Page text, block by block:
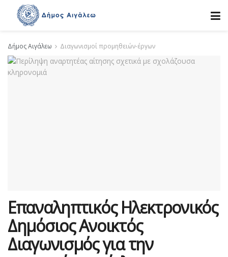
Δήμος Αιγάλεω Διαγωνισμοί προμηθειών-έργων
Επαναληπτικός Ηλεκτρονικός
Δημόσιος Ανοικτός
Διαγωνισμός για την